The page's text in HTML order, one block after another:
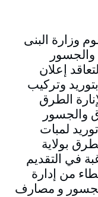
الخرطوم وزارة البنى
والجسور
إعلان
والخاص بتوريد وتركيب
الطرق
والجسور
لمبات
بولاية
في التقديم
من إدارة
و مصارف